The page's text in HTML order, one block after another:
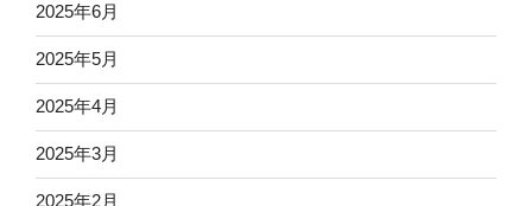
2025年6月
2025年5月
2025年4月
2025年3月
2025年2月